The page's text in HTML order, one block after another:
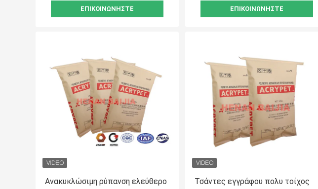
ΕΠΙΚΟΙΝΩΝΉΣΤΕ ΕΠΙΚΟΙΝΩΝΉΣΤΕ
Ανακυκλώσιμη ρύπανση ελεύθερο
Τσάντες εγγράφου πολυ τοίχος